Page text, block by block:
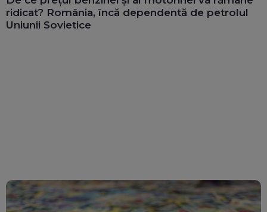
ridicat? România, încă dependentă de petrolul
Uniunii Sovietice